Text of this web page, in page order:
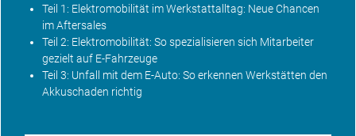
Teil 1: Elektromobilität im Werkstattalltag: Neue Chancen
im Aftersales
Teil 2: Elektromobilität: So spezialisieren sich Mitarbeiter
gezielt auf E-Fahrzeuge
Teil 3: Unfall mit dem E-Auto: So erkennen Werkstätten den
Akkuschaden richtig